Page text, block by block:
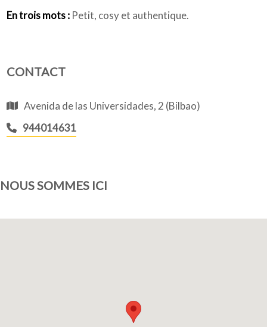
En trois mots : Petit, cosy et authentique.
CONTACT
Avenida de las Universidades, 2 (Bilbao)
944014631
NOUS SOMMES ICI